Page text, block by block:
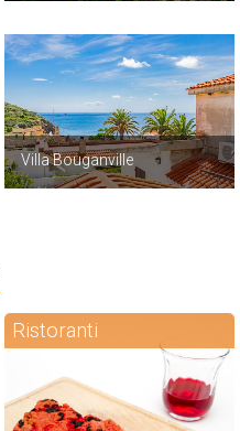
Villa Bouganville
Ristoranti